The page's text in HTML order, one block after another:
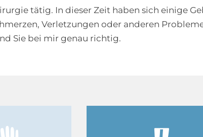
tätig. In dieser Zeit haben sich einige
Verletzungen oder anderen
Sie bei mir genau richtig.